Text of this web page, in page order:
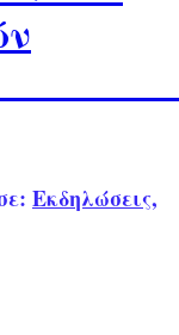
Εκδηλώσεις,